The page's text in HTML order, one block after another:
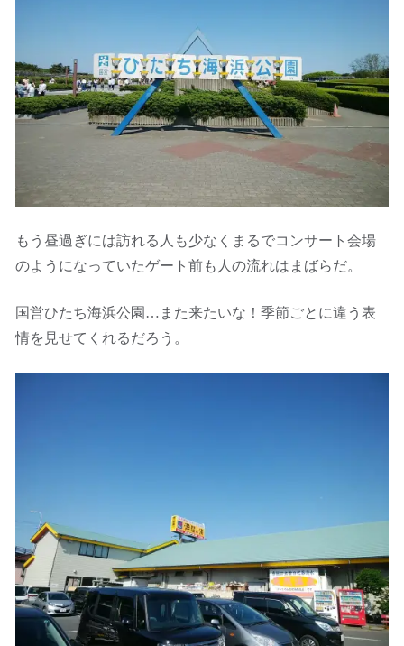
もう昼過ぎには訪れる人も少なくまるでコンサート会場
のようになっていたゲート前も人の流れはまばらだ。
国営ひたち海浜公園…また来たいな！季節ごとに違う表
情を見せてくれるだろう。